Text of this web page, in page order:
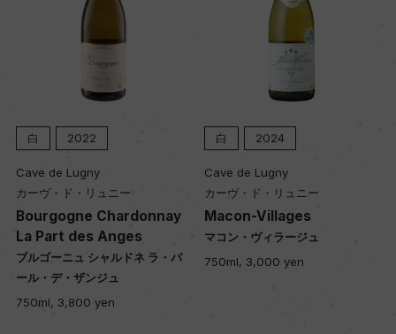
白 2022
Cave de Lugny
カーヴ・ド・リュニー
Bourgogne Chardonnay
La Part des Anges
ブルゴーニュ シャルドネ ラ・パ
ール・デ・ザンジュ
750ml, 3,800 yen
白 2024
Cave de Lugny
カーヴ・ド・リュニー
Macon-Villages
マコン・ヴィラージュ
750ml, 3,000 yen